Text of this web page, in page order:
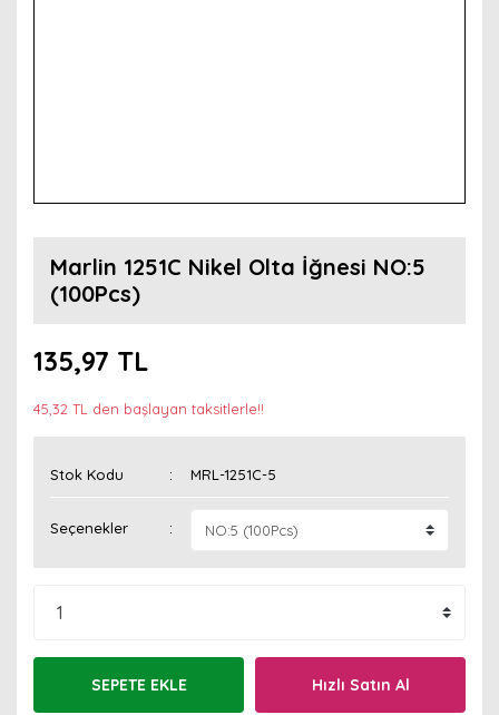
Marlin 1251C Nikel Olta İğnesi NO:5
(100Pcs)
135,97 TL
45,32 TL den başlayan taksitlerle!!
Stok Kodu MRL-1251C-5
Seçenekler
SEPETE EKLE Hızlı Satın Al